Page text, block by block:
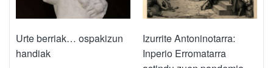
Urte berriak… ospakizun
handiak
Izurrite Antoninotarra:
Inperio Erromatarra